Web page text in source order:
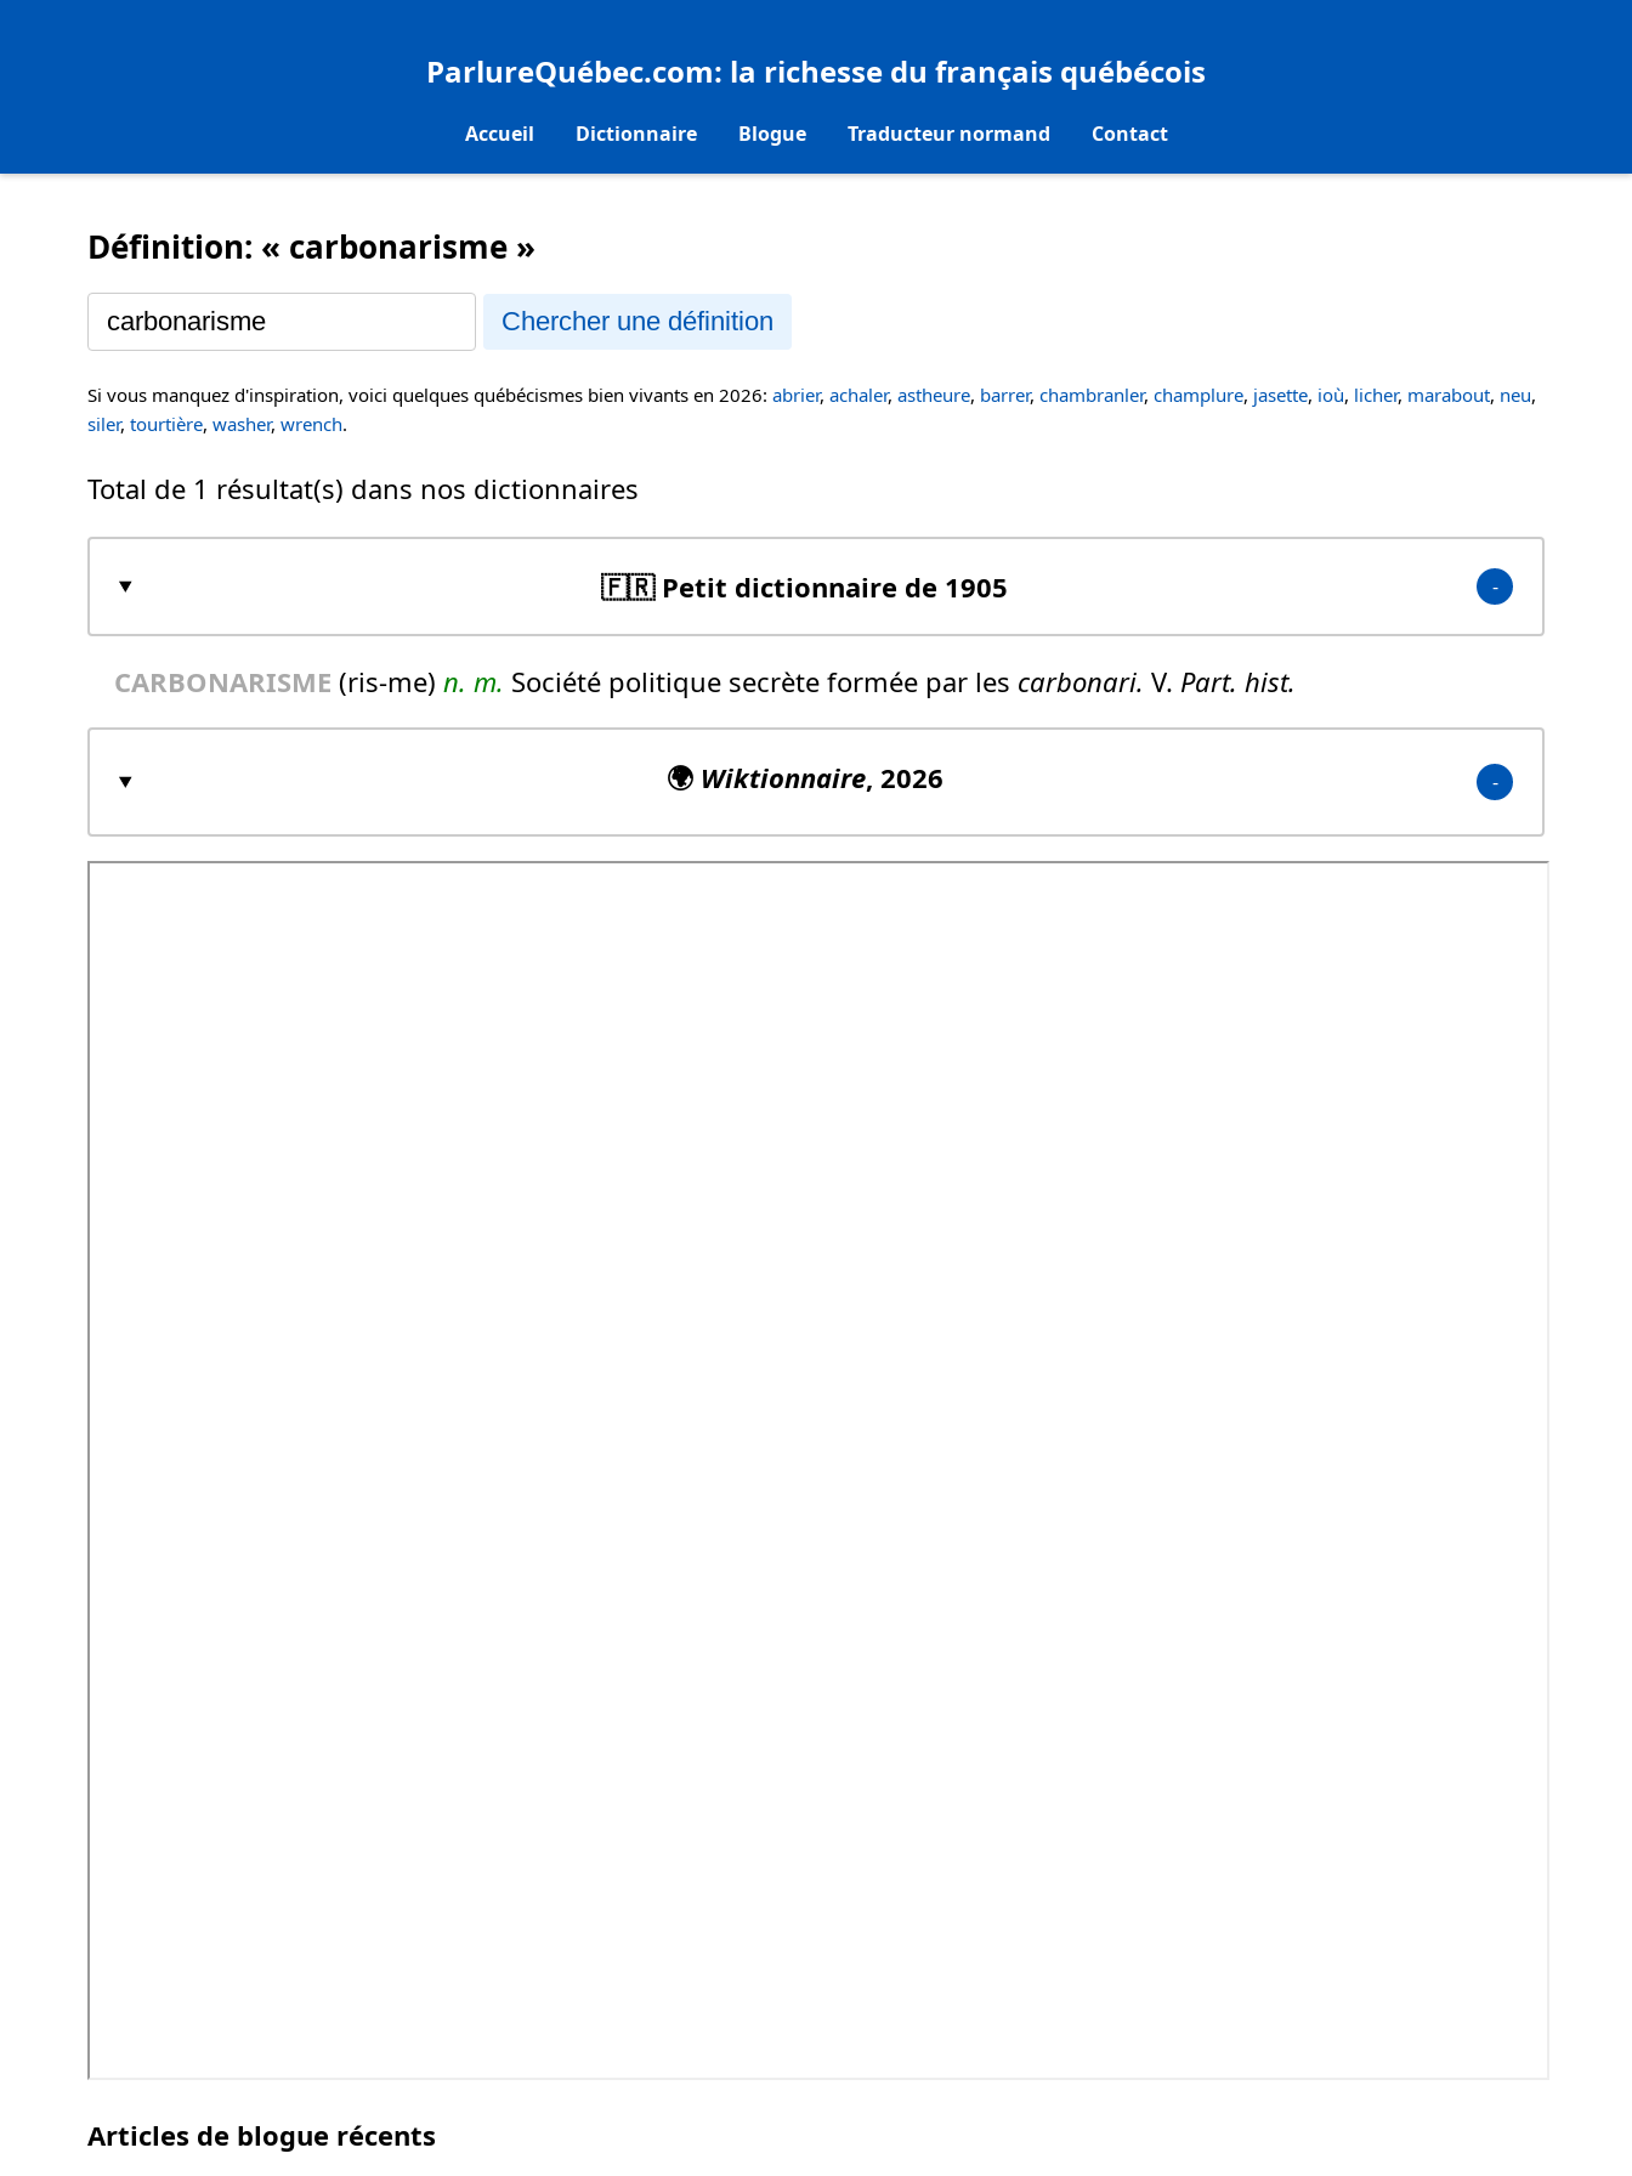
ParlureQuébec.com: la richesse du français québécois
Accueil Dictionnaire Blogue Traducteur normand Contact
Définition: « carbonarisme »
Chercher une définition
Si vous manquez d'inspiration, voici quelques québécismes bien vivants en 2026: abrier, achaler, astheure, barrer, chambranler, champlure, jasette, ioù, licher, marabout, neu,
siler, tourtière, washer, wrench.
Total de 1 résultat(s) dans nos dictionnaires
🇫🇷 Petit dictionnaire de 1905
CARBONARISME (ris-me) n. m. Société politique secrète formée par les carbonari. V. Part. hist.
🌍 Wiktionnaire, 2026
Articles de blogue récents